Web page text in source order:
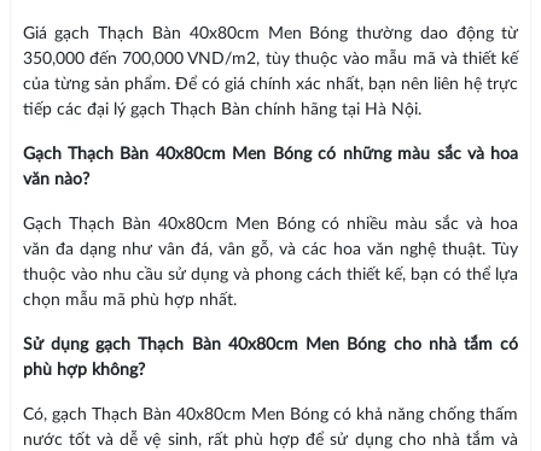
Giá gạch Thạch Bàn 40x80cm Men Bóng thường dao động từ
350,000 đến 700,000 VND/m2, tùy thuộc vào mẫu mã và thiết kế
của từng sản phẩm. Để có giá chính xác nhất, bạn nên liên hệ trực
tiếp các đại lý gạch Thạch Bàn chính hãng tại Hà Nội.
Gạch Thạch Bàn 40x80cm Men Bóng có những màu sắc và hoa
văn nào?
Gạch Thạch Bàn 40x80cm Men Bóng có nhiều màu sắc và hoa
văn đa dạng như vân đá, vân gỗ, và các hoa văn nghệ thuật. Tùy
thuộc vào nhu cầu sử dụng và phong cách thiết kế, bạn có thể lựa
chọn mẫu mã phù hợp nhất.
Sử dụng gạch Thạch Bàn 40x80cm Men Bóng cho nhà tắm có
phù hợp không?
Có, gạch Thạch Bàn 40x80cm Men Bóng có khả năng chống thấm
nước tốt và dễ vệ sinh, rất phù hợp để sử dụng cho nhà tắm và